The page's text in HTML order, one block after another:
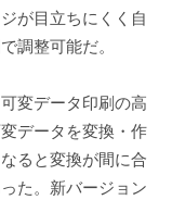
が目立ちにくく自
調整可能だ。
変データ印刷の高
データを変換・作
ると変換が間に合
た。新バージョン